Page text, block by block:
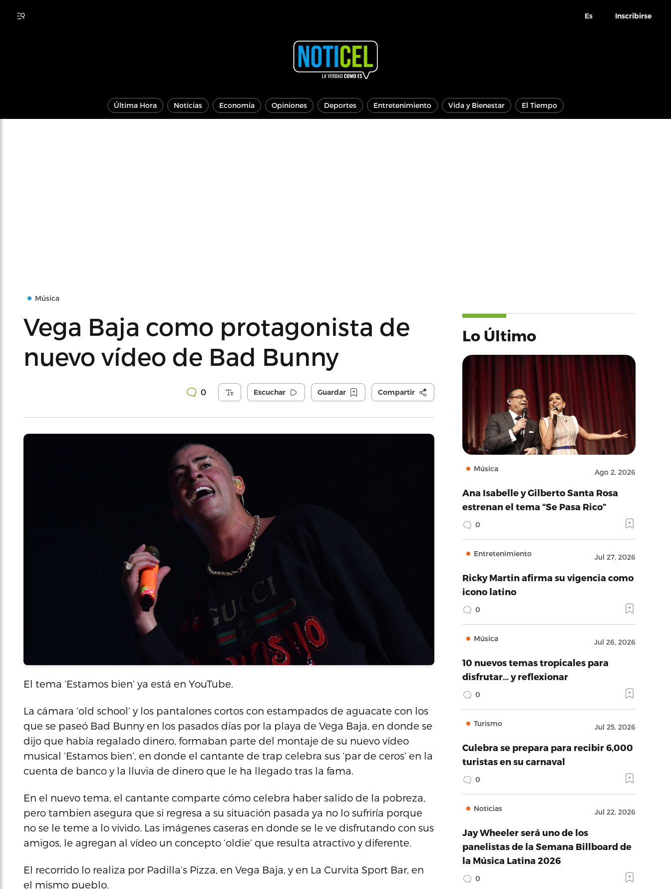
Es Inscribirse
Última Hora Noticias Economía Opiniones Deportes Entretenimiento Vida y Bienestar El Tiempo
Música
Vega Baja como protagonista de
nuevo vídeo de Bad Bunny
0 Escuchar Guardar Compartir
El tema ‘Estamos bien’ ya está en YouTube.
La cámara ‘old school’ y los pantalones cortos con estampados de aguacate con los
que se paseó Bad Bunny en los pasados días por la playa de Vega Baja, en donde se
dijo que había regalado dinero, formaban parte del montaje de su nuevo vídeo
musical ‘Estamos bien’, en donde el cantante de trap celebra sus ‘par de ceros’ en la
cuenta de banco y la lluvia de dinero que le ha llegado tras la fama.
En el nuevo tema, el cantante comparte cómo celebra haber salido de la pobreza,
pero tambien asegura que si regresa a su situación pasada ya no lo sufriría porque
no se le teme a lo vivido. Las imágenes caseras en donde se le ve disfrutando con sus
amigos, le agregan al vídeo un concepto ‘oldie’ que resulta atractivo y diferente.
El recorrido lo realiza por Padilla’s Pizza, en Vega Baja, y en La Curvita Sport Bar, en
el mismo pueblo.
Lo Último
Música Ago 2, 2026
Ana Isabelle y Gilberto Santa Rosa
estrenan el tema “Se Pasa Rico”
0
Entretenimiento Jul 27, 2026
Ricky Martin afirma su vigencia como
icono latino
0
Música Jul 26, 2026
10 nuevos temas tropicales para
disfrutar… y reflexionar
0
Turismo Jul 25, 2026
Culebra se prepara para recibir 6,000
turistas en su carnaval
0
Noticias Jul 22, 2026
Jay Wheeler será uno de los
panelistas de la Semana Billboard de
la Música Latina 2026
0